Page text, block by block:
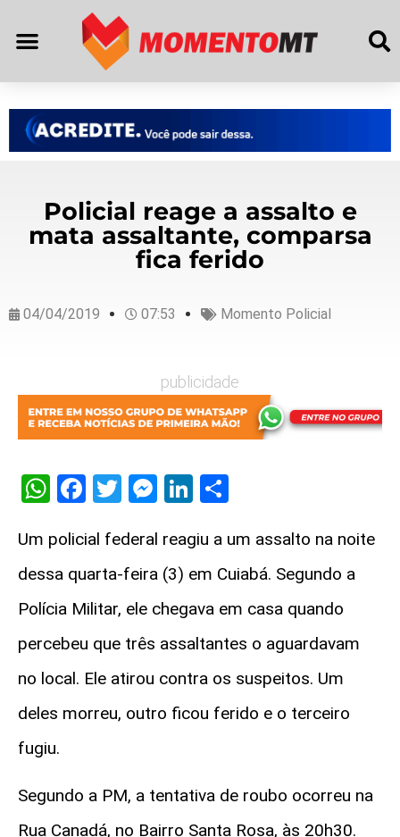
Policial reage a assalto e
mata assaltante, comparsa
fica ferido
04/04/2019 07:53 Momento Policial
publicidade
WhatsApp
Facebook
Twitter
Messenger
LinkedIn
Um policial federal reagiu a um assalto na noite
dessa quarta-feira (3) em Cuiabá. Segundo a
Polícia Militar, ele chegava em casa quando
percebeu que três assaltantes o aguardavam
no local. Ele atirou contra os suspeitos. Um
deles morreu, outro ficou ferido e o terceiro
fugiu.
Segundo a PM, a tentativa de roubo ocorreu na
Rua Canadá, no Bairro Santa Rosa, às 20h30.